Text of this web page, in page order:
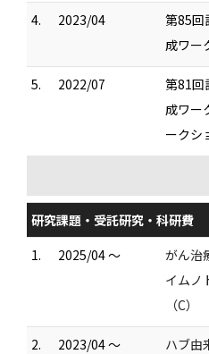
4. 2023/04
第85回
成ワー
5. 2022/07
第81回
成ワー
ークシ
研究課題・受託研究・科研費
1.
2025/04 ～
がん治
イムノ
（C）
2. 2023/04 ～
ハブ由